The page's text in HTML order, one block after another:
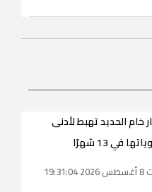
خام الحديد تهبط لأدنى
في 13 شهرًا